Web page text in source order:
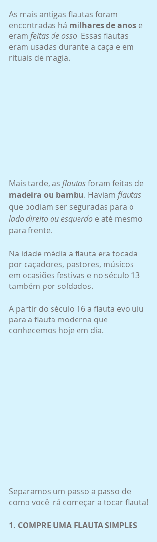
As mais antigas flautas foram
encontradas há milhares de anos e
eram feitas de osso. Essas flautas
eram usadas durante a caça e em
rituais de magia.
Mais tarde, as flautas foram feitas de
madeira ou bambu. Haviam flautas
que podiam ser seguradas para o
lado direito ou esquerdo e até mesmo
para frente.
Na idade média a flauta era tocada
por caçadores, pastores, músicos
em ocasiões festivas e no século 13
também por soldados.
A partir do século 16 a flauta evoluiu
para a flauta moderna que
conhecemos hoje em dia.
Separamos um passo a passo de
como você irá começar a tocar flauta!
1. COMPRE UMA FLAUTA SIMPLES